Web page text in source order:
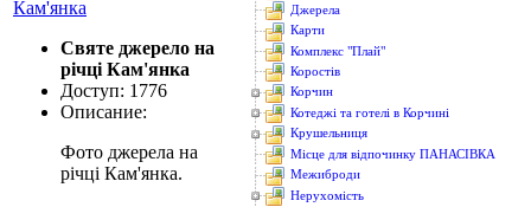
Святе джерело на
річці Кам'янка
Доступ: 1776
Описание:
Фото джерела на
річці Кам'янка.
Джерела
Карти
Комплекс "Плай"
Коростів
Корчин
Котеджі та готелі в Корчині
Крушельниця
Місце для відпочинку ПАНАСІВКА
Межиброди
Нерухомість